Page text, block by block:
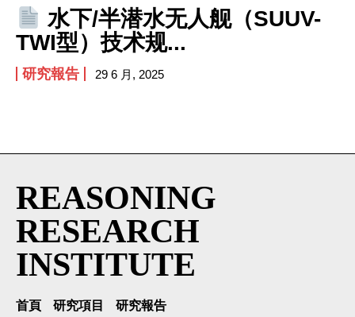
水下/半潜水无人舰（SUUV-
TWI型）技术规...
研究報告 29 6 月, 2025
REASONING
RESEARCH
INSTITUTE
首頁 研究項目 研究報告